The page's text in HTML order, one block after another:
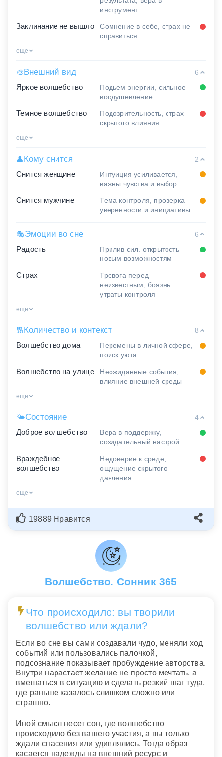
инструмент
Заклинание не вышло
Сомнение в себе, страх не
справиться
еще
🎨Внешний вид
6
Яркое волшебство
Подьем энергии, сильное
воодушевление
Темное волшебство
Подозрительность, страх
скрытого влияния
еще
👤Кому снится
2
Снится женщине
Интуиция усиливается,
важны чувства и выбор
Снится мужчине
Тема контроля, проверка
уверенности и инициативы
🎭Эмоции во сне
6
Радость
Прилив сил, открытость
новым возможностям
Страх
Тревога перед
неизвестным, боязнь
утраты контроля
еще
🔢 Количество и контекст
8
Волшебство дома
Перемены в личной сфере,
поиск уюта
Волшебство на улице
Неожиданные события,
влияние внешней среды
еще
🌤Состояние
4
Доброе волшебство
Вера в поддержку,
созидательный настрой
Враждебное
волшебство
Недоверие к среде,
ощущение скрытого
давления
еще
19889 Нравится
Волшебство. Сонник 365
Что происходило: вы творили
волшебство или ждали?
Если во сне вы сами создавали чудо, меняли ход
событий или пользовались палочкой,
подсознание показывает пробуждение авторства.
Внутри нарастает желание не просто мечтать, а
вмешаться в ситуацию и сделать резкий шаг туда,
где раньше казалось слишком сложно или
страшно.
Иной смысл несет сон, где волшебство
происходило без вашего участия, а вы только
ждали спасения или удивлялись. Тогда образ
касается надежды на внешний ресурс и